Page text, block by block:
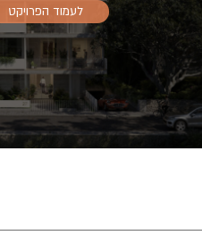
לעמוד הפרויקט